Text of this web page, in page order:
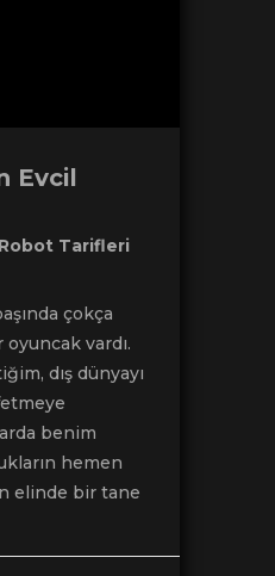
Evcil
Tarifleri
çokça
vardı.
dış dünyayı
benim
hemen
elinde bir tane